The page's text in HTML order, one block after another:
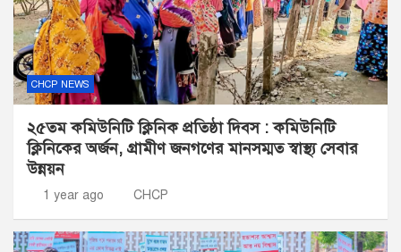
CHCP NEWS
২৫তম কমিউনিটি ক্লিনিক প্রতিষ্ঠা দিবস : কমিউনিটি
ক্লিনিকের অর্জন, গ্রামীণ জনগণের মানসম্মত স্বাস্থ্য সেবার
উন্নয়ন
1 year ago CHCP